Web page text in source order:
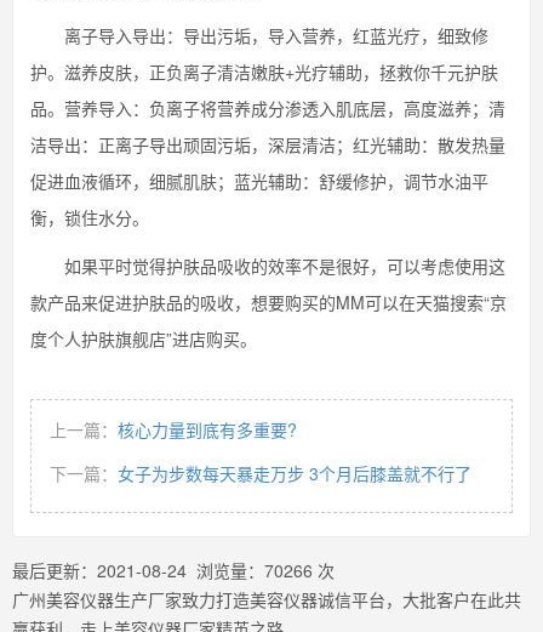
离子导入导出：导出污垢，导入营养，红蓝光疗，细致修
护。滋养皮肤，正负离子清洁嫩肤+光疗辅助，拯救你千元护肤
品。营养导入：负离子将营养成分渗透入肌底层，高度滋养；清
洁导出：正离子导出顽固污垢，深层清洁；红光辅助：散发热量
促进血液循环，细腻肌肤；蓝光辅助：舒缓修护，调节水油平
衡，锁住水分。
如果平时觉得护肤品吸收的效率不是很好，可以考虑使用这
款产品来促进护肤品的吸收，想要购买的MM可以在天猫搜索“京
度个人护肤旗舰店”进店购买。
上一篇： 核心力量到底有多重要?
下一篇： 女子为步数每天暴走万步 3个月后膝盖就不行了
最后更新： 2021-08-24 浏览量： 70266 次
广州美容仪器生产厂家致力打造美容仪器诚信平台，大批客户在此共